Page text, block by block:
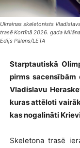
Ukrainas skeletonists
trasē Kortīnā 2026. gada
Edijs Pālens/LETA
Starptautiskā
pirms sacensībām
Vladislavu
kuras attēloti
kas nogalināti
Skeletona trasē